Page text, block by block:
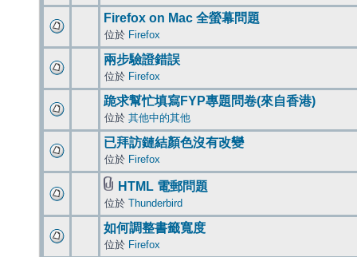
Firefox on Mac 全螢幕問題
位於 Firefox
兩步驗證錯誤
位於 Firefox
跪求幫忙填寫FYP專題問卷(來自香港)
位於 其他中的其他
已拜訪鏈結顏色沒有改變
位於 Firefox
HTML 電郵問題
位於 Thunderbird
如何調整書籤寬度
位於 Firefox